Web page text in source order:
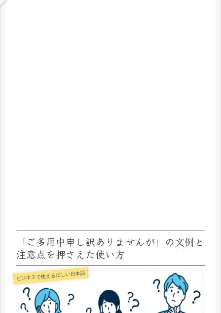
「ご多用中申し訳ありませんが」の文例と
注意点を押さえた使い方
ビジネスで使える正しい日本語